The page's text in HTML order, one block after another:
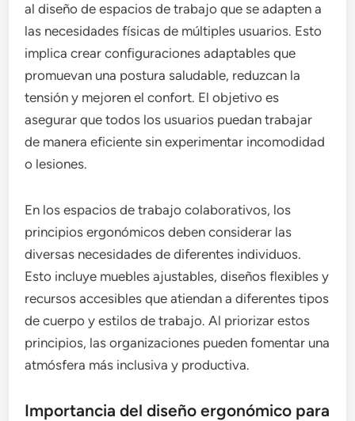
al diseño de espacios de trabajo que se adapten a
las necesidades físicas de múltiples usuarios. Esto
implica crear configuraciones adaptables que
promuevan una postura saludable, reduzcan la
tensión y mejoren el confort. El objetivo es
asegurar que todos los usuarios puedan trabajar
de manera eficiente sin experimentar incomodidad
o lesiones.
En los espacios de trabajo colaborativos, los
principios ergonómicos deben considerar las
diversas necesidades de diferentes individuos.
Esto incluye muebles ajustables, diseños flexibles y
recursos accesibles que atiendan a diferentes tipos
de cuerpo y estilos de trabajo. Al priorizar estos
principios, las organizaciones pueden fomentar una
atmósfera más inclusiva y productiva.
Importancia del diseño ergonómico para